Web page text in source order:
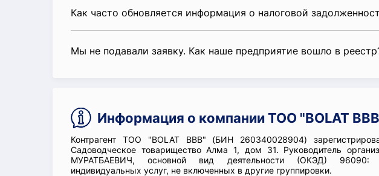
Как часто обновляется информация о налоговой
Мы не подавали заявку. Как наше предприятие вошло в
Информация о компании ТОО "BOLAT
Контрагент ТОО "BOLAT BBB" (БИН 260340028904)
Садоводческое товарищество Алма 1, дом 31. Руководитель
МУРАТБАЕВИЧ, основной вид деятельности (ОКЭД) 96090:
индивидуальных услуг, не включенных в другие группировки.